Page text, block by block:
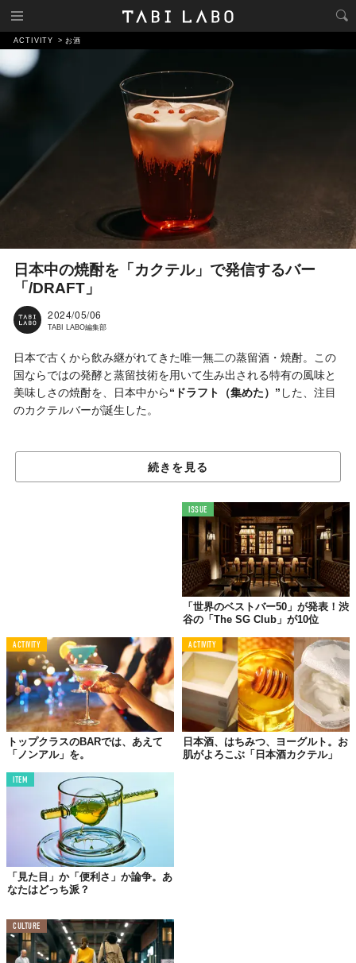
ACTIVITY お酒
日本中の焼酎を「カクテル」で発信するバー
「/DRAFT」
2024/05/06
TABI LABO編集部
日本で古くから飲み継がれてきた唯一無二の蒸留酒・焼酎。この
国ならではの発酵と蒸留技術を用いて生み出される特有の風味と
美味しさの焼酎を、日本中から“ドラフト（集めた）” した、注目
のカクテルバーが誕生した。
「和のエッセンス×洋のムード」
の融合空間
©株式会社Ｂｕｒｅｎａｉ
続きを見る
ISSUE
「世界のベストバー50」が発表！渋
谷の「The SG Club」が10位
ACTIVITY
トップクラスのBARでは、あえて
「ノンアル」を。
ACTIVITY
日本酒、はちみつ、ヨーグルト。お
肌がよろこぶ「日本酒カクテル」
ITEM
「見た目」か「便利さ」か論争。あ
なたはどっち派？
CULTURE